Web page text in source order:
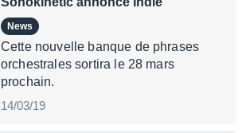
News
Cette nouvelle banque de phrases
orchestrales sortira le 28 mars
prochain.
14/03/19